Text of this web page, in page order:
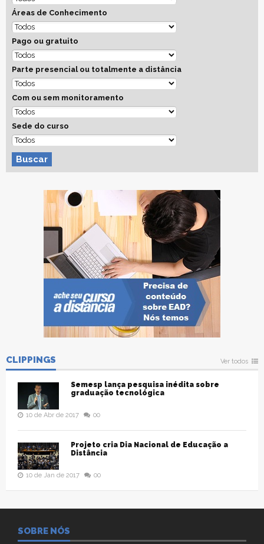
Áreas de Conhecimento
Pago ou gratuito
Parte presencial ou totalmente a distância
Com ou sem monitoramento
Sede do curso
Buscar
CLIPPINGS Ver todos
Semesp lança pesquisa inédita sobre
graduação tecnológica
10 de Abr de 2017 00
Projeto cria Dia Nacional de Educação a
Distância
10 de Jan de 2017 00
SOBRE NÓS